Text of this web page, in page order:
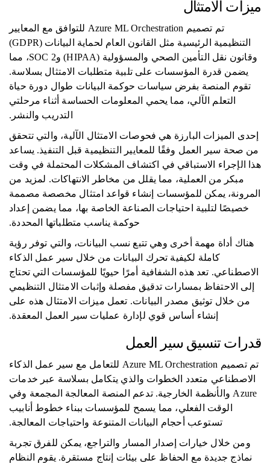
ميزات الامتثال
تم تصميم Azure ML Orchestration للتوافق مع المعايير
التنظيمية الرئيسية مثل القانون العام لحماية البيانات (GDPR)
وقانون نقل التأمين الصحي والمسؤولية (HIPAA) وSOC 2، مما
يضمن قدرة المؤسسات على تلبية متطلبات الامتثال بسلاسة.
تقوم المنصة بفرض سياسات حوكمة البيانات طوال دورة حياة
التعلم الآلي، مما يحمي المعلومات الحساسة أثناء مرحلتي
التدريب والنشر.
إحدى الميزات البارزة هي فحوصات الامتثال الآلية، والتي تتحقق
من صحة سير العمل وفقًا للمعايير التنظيمية قبل التنفيذ. يساعد
هذا الإجراء الاستباقي في اكتشاف المشكلات المحتملة في وقت
مبكر من العملية، مما يقلل من مخاطر الانتهاكات. لمزيد من
المرونة، يمكن للمؤسسات إنشاء قواعد امتثال مخصصة مصممة
خصيصًا لتلبية احتياجات الصناعة الخاصة بها، مما يضمن إعداد
حوكمة يناسب متطلباتها المحددة.
هناك أداة مهمة أخرى وهي تتبع نسب البيانات، والتي توفر رؤية
كاملة لكيفية تحرك البيانات من خلال سير عمل الذكاء
الاصطناعي. تعد هذه الشفافية أمرًا حيويًا للمؤسسات التي تحتاج
إلى الاحتفاظ بمسارات تدقيق مفصلة وإثبات الامتثال التنظيمي
من خلال توثيق مصدر البيانات. تعمل ميزات الامتثال هذه على
إنشاء أساس قوي لإدارة عمليات سير العمل المعقدة.
قدرات تنسيق سير العمل
تم تصميم Azure ML Orchestration للتعامل مع سير عمل الذكاء
الاصطناعي متعدد الخطوات والذي يتكامل بسلاسة عبر خدمات
Azure والأنظمة الخارجية. تدعم المنصة المعالجة المجمعة وفي
الوقت الفعلي، مما يسمح للمؤسسات ببناء خطوط أنابيب
تستوعب أحجام البيانات المتنوعة واحتياجات المعالجة.
ومن خلال خيارات إصدار المسار والتراجع، يمكن للفرق تجربة
نماذج جديدة مع الحفاظ على بيئات إنتاج مستقرة. يقوم النظام